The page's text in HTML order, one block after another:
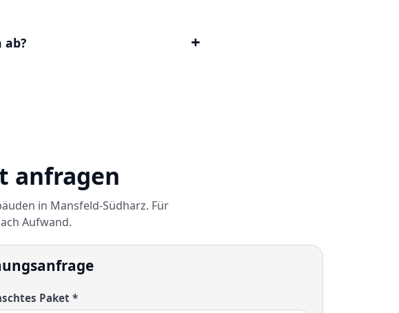
ab?
anfragen
in Mansfeld-Südharz. Für
Aufwand.
Paket *